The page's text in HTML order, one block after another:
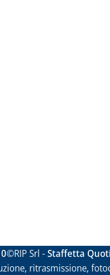
©RIP Srl -Staffetta
ritrasmissione,